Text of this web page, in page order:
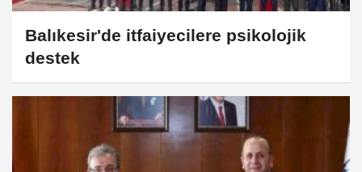
Balıkesir'de itfaiyecilere psikolojik
destek